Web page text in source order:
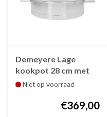
Demeyere Lage
kookpot 28 cm met
dubbelwandig deksel
Niet op voorraad
€369,00